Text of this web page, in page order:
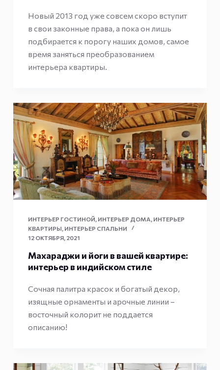
Новый 2013 год уже совсем скоро вступит
в свои законные права, а пока он лишь
подбирается к порогу наших домов, самое
время заняться преобразованием
интерьера квартиры.
ИНТЕРЬЕР ГОСТИНОЙ ИНТЕРЬЕР ДОМА ИНТЕРЬЕР
КВАРТИРЫ ИНТЕРЬЕР СПАЛЬНИ
12 ОКТЯБРЯ, 2021
Махараджи и йоги в вашей квартире:
интерьер в индийском стиле
Сочная палитра красок и богатый декор,
изящные орнаменты и арочные линии –
восточный колорит не поддается
описанию!